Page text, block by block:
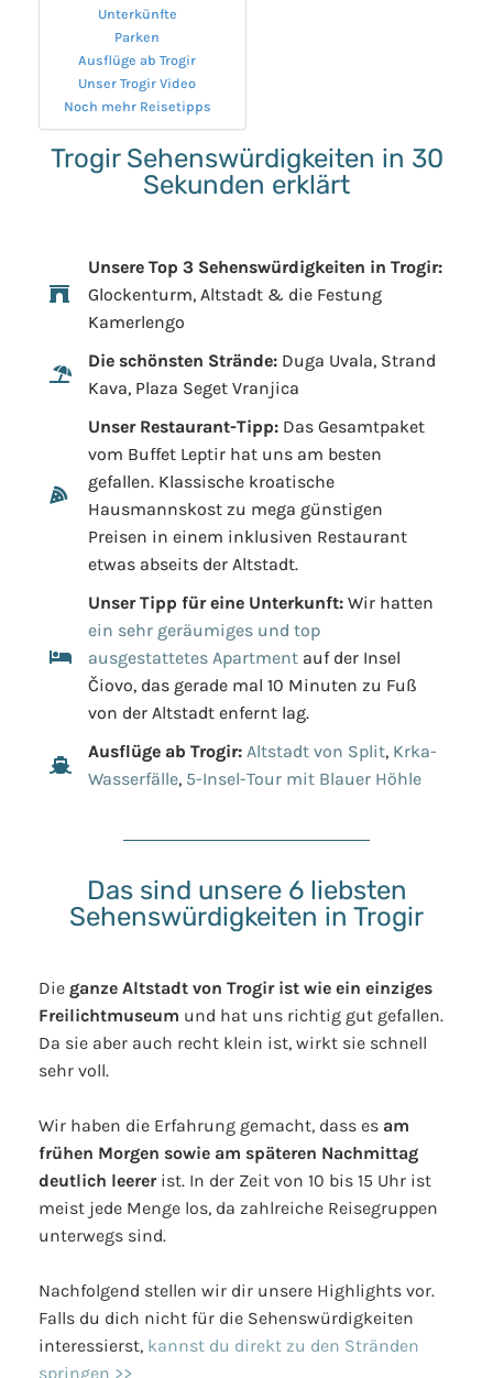
Unterkünfte
Parken
Ausflüge ab Trogir
Unser Trogir Video
Noch mehr Reisetipps
Trogir Sehenswürdigkeiten in 30
Sekunden erklärt
Unsere Top 3 Sehenswürdigkeiten in Trogir:
Glockenturm, Altstadt & die Festung
Kamerlengo
Die schönsten Strände: Duga Uvala, Strand
Kava, Plaza Seget Vranjica
Unser Restaurant-Tipp: Das Gesamtpaket
vom Buffet Leptir hat uns am besten
gefallen. Klassische kroatische
Hausmannskost zu mega günstigen
Preisen in einem inklusiven Restaurant
etwas abseits der Altstadt.
Unser Tipp für eine Unterkunft: Wir hatten
ein sehr geräumiges und top
ausgestattetes Apartment auf der Insel
Čiovo, das gerade mal 10 Minuten zu Fuß
von der Altstadt enfernt lag.
Ausflüge ab Trogir: Altstadt von Split, Krka-
Wasserfälle, 5-Insel-Tour mit Blauer Höhle
Das sind unsere 6 liebsten
Sehenswürdigkeiten in Trogir
Die ganze Altstadt von Trogir ist wie ein einziges
Freilichtmuseum und hat uns richtig gut gefallen.
Da sie aber auch recht klein ist, wirkt sie schnell
sehr voll.
Wir haben die Erfahrung gemacht, dass es am
frühen Morgen sowie am späteren Nachmittag
deutlich leererist. In der Zeit von 10 bis 15 Uhr ist
meist jede Menge los, da zahlreiche Reisegruppen
unterwegs sind.
Nachfolgend stellen wir dir unsere Highlights vor.
Falls du dich nicht für die Sehenswürdigkeiten
interessierst, kannst du direkt zu den Stränden
springen >>